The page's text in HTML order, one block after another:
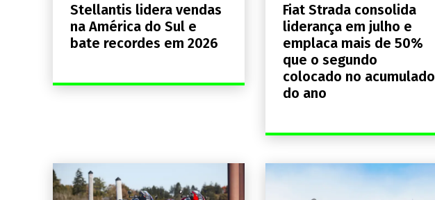
Stellantis lidera vendas
na América do Sul e
bate recordes em 2026
Fiat Strada consolida
liderança em julho e
emplaca mais de 50%
que o segundo
colocado no acumulado
do ano